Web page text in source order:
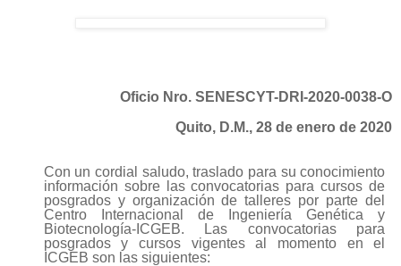
Oficio Nro. SENESCYT-DRI-2020-0038-O
Quito, D.M., 28 de enero de 2020
Con un cordial saludo, traslado para su conocimiento
información sobre las convocatorias para cursos de
posgrados y organización de talleres por parte del
Centro Internacional de Ingeniería Genética y
Biotecnología-ICGEB. Las convocatorias para
posgrados y cursos vigentes al momento en el
ICGEB son las siguientes: